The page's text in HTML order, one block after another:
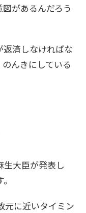
があるんだろう
済しなければな
んきにしている
大臣が発表し
元に近いタイミン